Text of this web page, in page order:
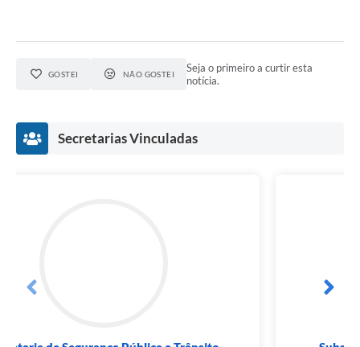
GOSTEI NÃO GOSTEI
Seja o primeiro a curtir esta
notícia.
Secretarias Vinculadas